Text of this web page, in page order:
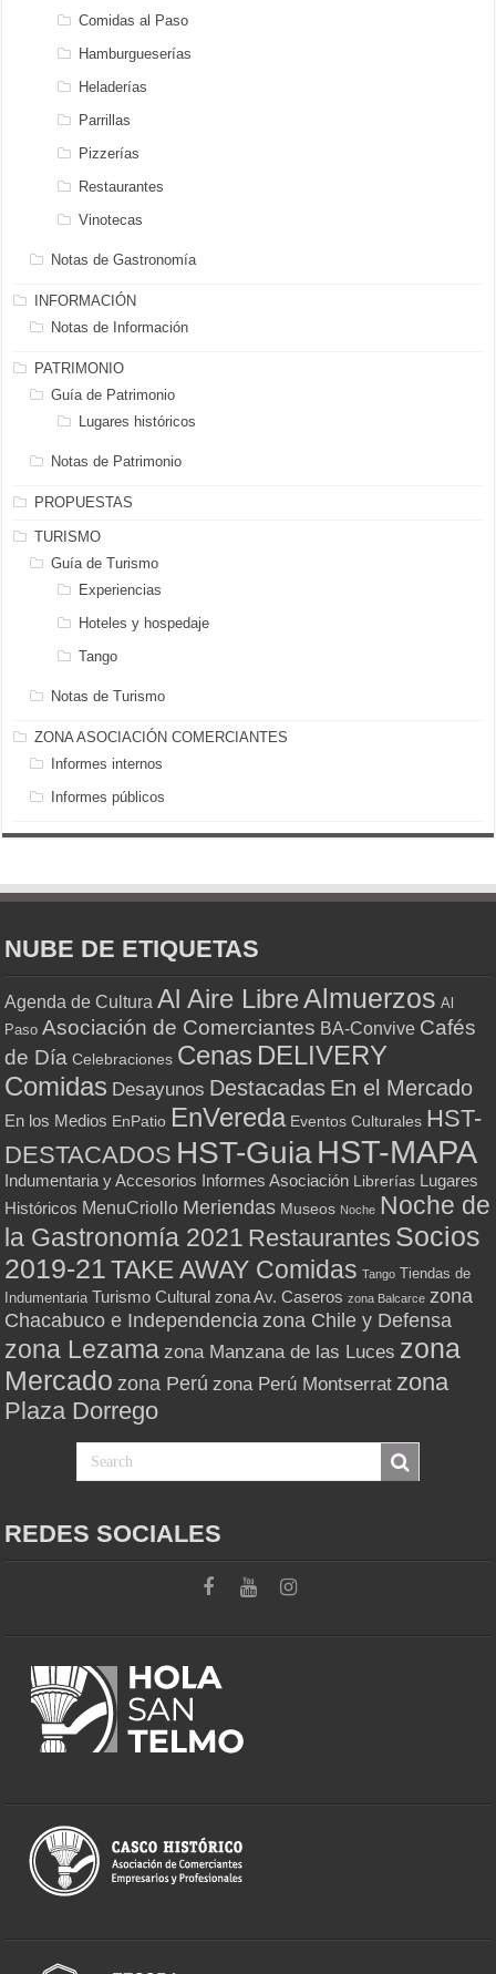
Comidas al Paso
Hamburgueserías
Heladerías
Parrillas
Pizzerías
Restaurantes
Vinotecas
Notas de Gastronomía
INFORMACIÓN
Notas de Información
PATRIMONIO
Guía de Patrimonio
Lugares históricos
Notas de Patrimonio
PROPUESTAS
TURISMO
Guía de Turismo
Experiencias
Hoteles y hospedaje
Tango
Notas de Turismo
ZONA ASOCIACIÓN COMERCIANTES
Informes internos
Informes públicos
NUBE DE ETIQUETAS
Agenda de Cultura Al Aire LibreAlmuerzos Al
Paso Asociación de Comerciantes BA-Convive Cafés
de Día Celebraciones Cenas DELIVERY
Comidas Desayunos Destacadas En el Mercado
En los Medios EnPatio EnVereda Eventos Culturales HST-
DESTACADOS HST-GuiaHST-MAPA
Indumentaria y Accesorios Informes Asociación Librerías Lugares
Históricos MenuCriollo Meriendas Museos Noche Noche de
la Gastronomía 2021 Restaurantes Socios
2019-21 TAKE AWAY Comidas Tango Tiendas de
Indumentaria Turismo Cultural zona Av. Caseros zona Balcarce zona
Chacabuco e Independencia zona Chile y Defensa
zona Lezama zona Manzana de las Luces zona
Mercado zona Perú zona Perú Montserrat zona
Plaza Dorrego
REDES SOCIALES